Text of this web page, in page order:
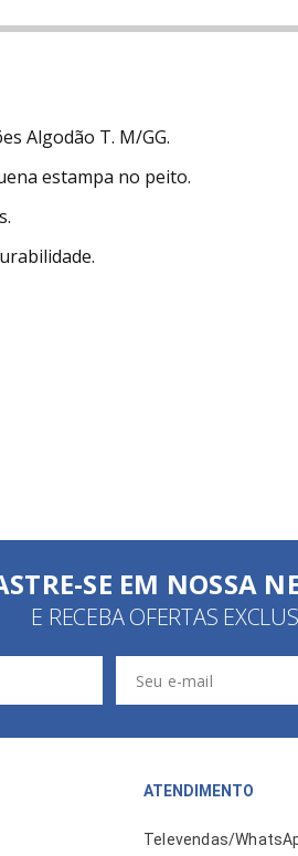
Algodão T. M/GG.
estampa no peito.
SE EM NOSSA
E RECEBA OFERTAS
ATENDIMENTO
Televendas/